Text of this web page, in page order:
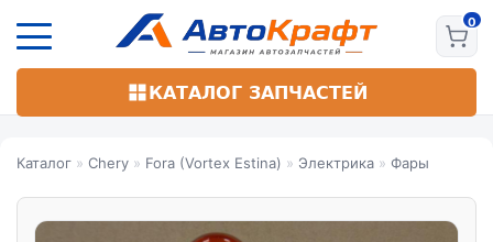
основному
КАТАЛОГ ЗАПЧАСТЕЙ
Каталог » Chery » Fora (Vortex Estina) » Электрика » Фары